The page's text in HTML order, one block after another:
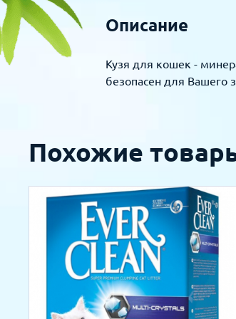
Описание
Кузя для кошек -
безопасен для Вашего
Похожие